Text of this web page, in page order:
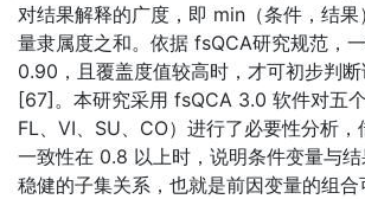
对结果解释的广度，即 min（条件，结
量隶属度之和。依据 fsQCA研究规范，
0.90，且覆盖度值较高时，才可初步判
[67]。本研究采用 fsQCA 3.0 软件对五个
FL、VI、SU、CO）进行了必要性分析，
一致性在 0.8 以上时，说明条件变量与
稳健的子集关系，也就是前因变量的组